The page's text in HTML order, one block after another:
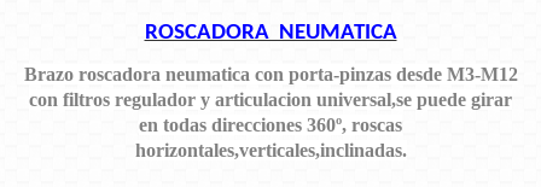
ROSCADORA NEUMATICA
Brazo roscadora neumatica con porta-pinzas desde M3-M12
con filtros regulador y articulacion universal,se puede girar
en todas direcciones 360º, roscas
horizontales,verticales,inclinadas.